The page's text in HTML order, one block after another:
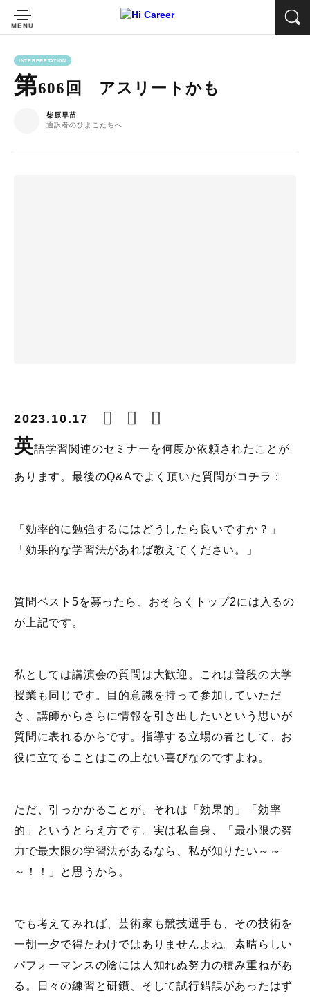
INTERPRETATION
第606回 アスリートかも
柴原早苗
通訳者のひよこたちへ
2023.10.17
英語学習関連のセミナーを何度か依頼されたことが
あります。最後のQ&Aでよく頂いた質問がコチラ：
「効率的に勉強するにはどうしたら良いですか？」
「効果的な学習法があれば教えてください。」
質問ベスト5を募ったら、おそらくトップ2には入るの
が上記です。
私としては講演会の質問は大歓迎。これは普段の大学
授業も同じです。目的意識を持って参加していただ
き、講師からさらに情報を引き出したいという思いが
質問に表れるからです。指導する立場の者として、お
役に立てることはこの上ない喜びなのですよね。
ただ、引っかかることが。それは「効果的」「効率
的」というとらえ方です。実は私自身、「最小限の努
力で最大限の学習法があるなら、私が知りたい～～
～！！」と思うから。
でも考えてみれば、芸術家も競技選手も、その技術を
一朝一夕で得たわけではありませんよね。素晴らしい
パフォーマンスの陰には人知れぬ努力の積み重ねがあ
る。日々の練習と研鑽、そして試行錯誤があったはず